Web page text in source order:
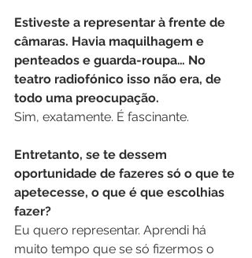
Estiveste a representar à frente de
câmaras. Havia maquilhagem e
penteados e guarda-roupa… No
teatro radiofónico isso não era, de
todo uma preocupação.
Sim, exatamente. É fascinante.
Entretanto, se te dessem
oportunidade de fazeres só o que te
apetecesse, o que é que escolhias
fazer?
Eu quero representar. Aprendi há
muito tempo que se só fizermos o